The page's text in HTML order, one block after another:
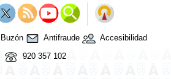
Buzón Antifraude
Accesibilidad
920 357 102